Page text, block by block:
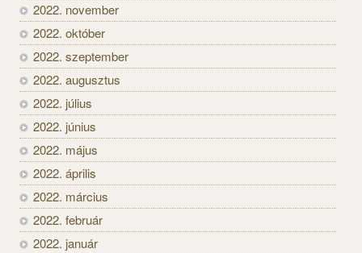
2022. november
2022. október
2022. szeptember
2022. augusztus
2022. július
2022. június
2022. május
2022. április
2022. március
2022. február
2022. január